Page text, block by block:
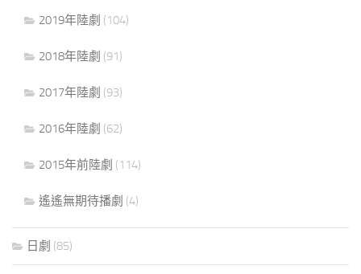
2019年陸劇 (104)
2018年陸劇 (91)
2017年陸劇 (93)
2016年陸劇 (62)
2015年前陸劇 (114)
遙遙無期待播劇 (4)
日劇 (85)